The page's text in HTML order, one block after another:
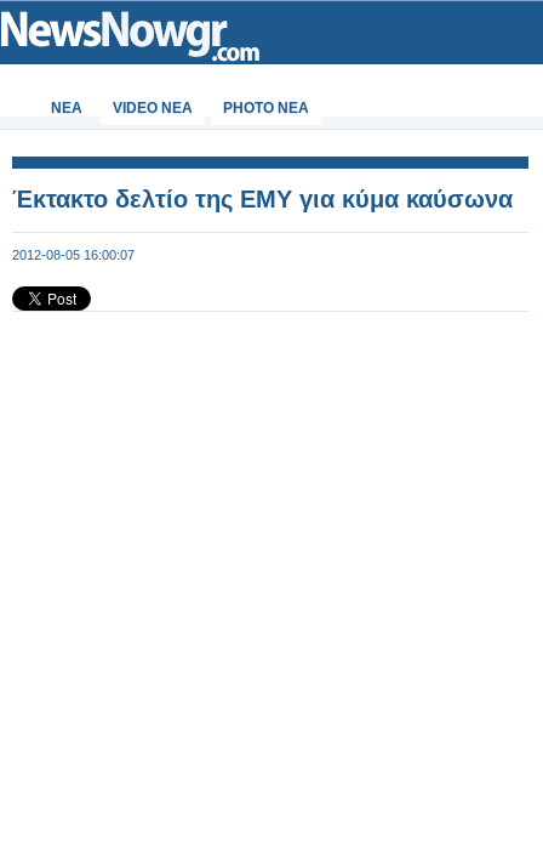
ΝΕΑ VIDEO NEA PHOTO NEA
Έκτακτο δελτίο της ΕΜΥ για κύμα καύσωνα
2012-08-05 16:00:07